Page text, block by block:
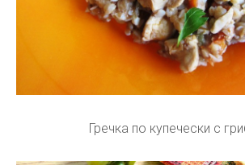
Гречка по купечески с